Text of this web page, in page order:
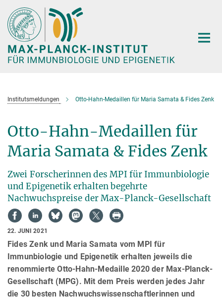
Hauptinhalt
Institutsmeldungen Otto-Hahn-Medaillen für Maria Samata & Fides Zenk
Otto-Hahn-Medaillen für
Maria Samata & Fides Zenk
Zwei Forscherinnen des MPI für Immunbiologie
und Epigenetik erhalten begehrte
Nachwuchspreise der Max-Planck-Gesellschaft
22. JUNI 2021
Fides Zenk und Maria Samata vom MPI für
Immunbiologie und Epigenetik erhalten jeweils die
renommierte Otto-Hahn-Medaille 2020 der Max-Planck-
Gesellschaft (MPG). Mit dem Preis werden jedes Jahr
die 30 besten Nachwuchswissenschaftlerinnen und